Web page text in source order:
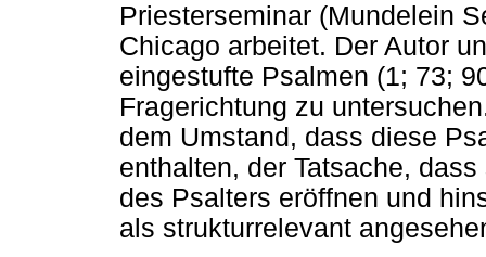
Priesterseminar (Mundelein
Chicago arbeitet. Der Autor
eingestufte Psalmen (1; 73;
Fragerichtung zu
dem Umstand, dass diese
enthalten, der Tatsache,
des Psalters eröffnen und
als strukturrelevant